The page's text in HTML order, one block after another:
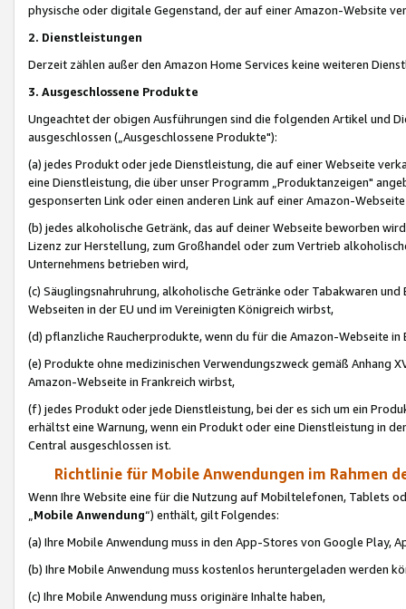
physische oder digitale Gegenstand, der auf einer Amazon-Website
2. Dienstleistungen
Derzeit zählen außer den Amazon Home Services keine weiteren
3. Ausgeschlossene Produkte
Ungeachtet der obigen Ausführungen sind die folgenden Artikel und
ausgeschlossen („Ausgeschlossene Produkte"):
(a) jedes Produkt oder jede Dienstleistung, die auf einer Webseite
eine Dienstleistung, die über unser Programm „Produktanzeigen"
gesponserten Link oder einen anderen Link auf einer Amazon-
(b) jedes alkoholische Getränk, das auf deiner Webseite beworben
Lizenz zur Herstellung, zum Großhandel oder zum Vertrieb
Unternehmens betrieben wird,
(c) Säuglingsnahruhrung, alkoholische Getränke oder Tabakwaren
Webseiten in der EU und im Vereinigten Königreich wirbst,
(d) pflanzliche Raucherprodukte, wenn du für die Amazon-Webseite in
(e) Produkte ohne medizinischen Verwendungszweck gemäß Anhang
Amazon-Webseite in Frankreich wirbst,
(f) jedes Produkt oder jede Dienstleistung, bei der es sich um ein
erhältst eine Warnung, wenn ein Produkt oder eine Dienstleistung in
Central ausgeschlossen ist.
Richtlinie für Mobile Anwendungen im Rahmen
Wenn Ihre Website eine für die Nutzung auf Mobiltelefonen, Tablets
„Mobile Anwendung“) enthält, gilt Folgendes:
(a) Ihre Mobile Anwendung muss in den App-Stores von Google Play,
(b) Ihre Mobile Anwendung muss kostenlos heruntergeladen werden
(c) Ihre Mobile Anwendung muss originäre Inhalte haben,